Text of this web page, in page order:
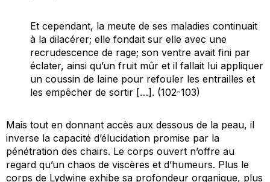
Et cependant, la meute de ses maladies continuait
à la dilacérer; elle fondait sur elle avec une
recrudescence de rage; son ventre avait fini par
éclater, ainsi qu’un fruit mûr et il fallait lui appliquer
un coussin de laine pour refouler les entrailles et
les empêcher de sortir […]. (102-103)
Mais tout en donnant accès aux dessous de la peau, il
inverse la capacité d’élucidation promise par la
pénétration des chairs. Le corps ouvert n’offre au
regard qu’un chaos de viscères et d’humeurs. Plus le
corps de Lydwine exhibe sa profondeur organique, plus